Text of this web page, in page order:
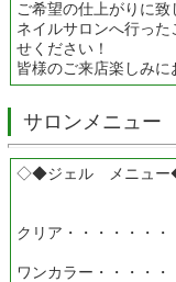
ご希望の仕上がりに致
ネイルサロンへ行っ
せください！
皆様のご来店楽しみ
サロンメニュー
◇◆ジェル メニュ
クリア・・・・・・
ワンカラー・・・・